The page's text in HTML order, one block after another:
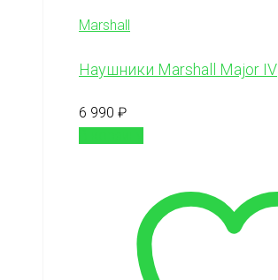
Marshall
Наушники Marshall Major IV
6 990 ₽